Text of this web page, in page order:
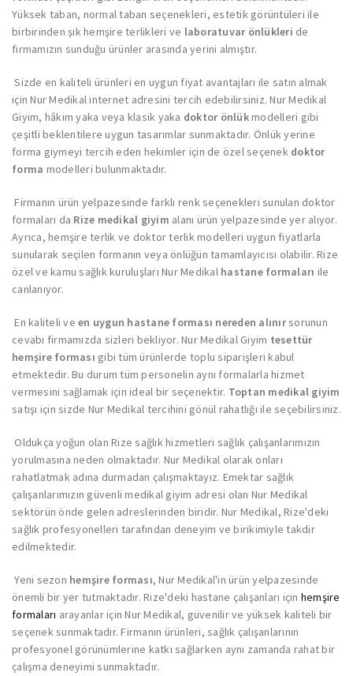
Yüksek taban, normal taban seçenekleri, estetik görüntüleri ile
birbirinden şık hemşire terlikleri ve laboratuvar önlükleri de
firmamızın sunduğu ürünler arasında yerini almıştır.
Sizde en kaliteli ürünleri en uygun fiyat avantajları ile satın almak
için Nur Medikal internet adresini tercih edebilirsiniz. Nur Medikal
Giyim, hâkim yaka veya klasik yaka doktor önlükmodelleri gibi
çeşitli beklentilere uygun tasarımlar sunmaktadır. Önlük yerine
forma giymeyi tercih eden hekimler için de özel seçenek doktor
forma modelleri bulunmaktadır.
Firmanın ürün yelpazesinde farklı renk seçenekleri sunulan doktor
formaları da Rize medikal giyim alanı ürün yelpazesinde yer alıyor.
Ayrıca, hemşire terlik ve doktor terlik modelleri uygun fiyatlarla
sunularak seçilen formanın veya önlüğün tamamlayıcısı olabilir. Rize
özel ve kamu sağlık kuruluşları Nur Medikal hastane formaları ile
canlanıyor.
En kaliteli ve en uygun hastane forması nereden alınırsorunun
cevabı firmamızda sizleri bekliyor. Nur Medikal Giyim tesettür
hemşire forması gibi tüm ürünlerde toplu siparişleri kabul
etmektedir. Bu durum tüm personelin aynı formalarla hizmet
vermesini sağlamak için ideal bir seçenektir. Toptan medikal giyim
satışı için sizde Nur Medikal tercihini gönül rahatlığı ile seçebilirsiniz.
Oldukça yoğun olan Rize sağlık hizmetleri sağlık çalışanlarımızın
yorulmasına neden olmaktadır. Nur Medikal olarak onları
rahatlatmak adına durmadan çalışmaktayız. Emektar sağlık
çalışanlarımızın güvenli medikal giyim adresi olan Nur Medikal
sektörün önde gelen adreslerinden biridir. Nur Medikal, Rize'deki
sağlık profesyonelleri tarafından deneyim ve birikimiyle takdir
edilmektedir.
Yeni sezon hemşire forması, Nur Medikal'in ürün yelpazesinde
önemli bir yer tutmaktadır. Rize'deki hastane çalışanları için hemşire
formaları arayanlar için Nur Medikal, güvenilir ve yüksek kaliteli bir
seçenek sunmaktadır. Firmanın ürünleri, sağlık çalışanlarının
profesyonel görünümlerine katkı sağlarken aynı zamanda rahat bir
çalışma deneyimi sunmaktadır.